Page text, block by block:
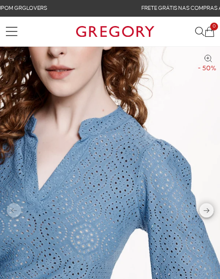
FRETE GRÁTIS NAS COMPRAS ACIMA DE R$ 899
0
- 50%
Voltar